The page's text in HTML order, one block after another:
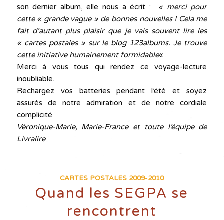
son dernier album, elle nous a écrit : « merci pour
cette « grande vague » de bonnes nouvelles ! Cela me
fait d’autant plus plaisir que je vais souvent lire les
« cartes postales » sur le blog 123albums. Je trouve
cette initiative humainement formidable« .
Merci à vous tous qui rendez ce voyage-lecture
inoubliable.
Rechargez vos batteries pendant l’été et soyez
assurés de notre admiration et de notre cordiale
complicité.
Véronique-Marie, Marie-France et toute l’équipe de
Livralire
CARTES POSTALES 2009-2010
Quand les SEGPA se
rencontrent